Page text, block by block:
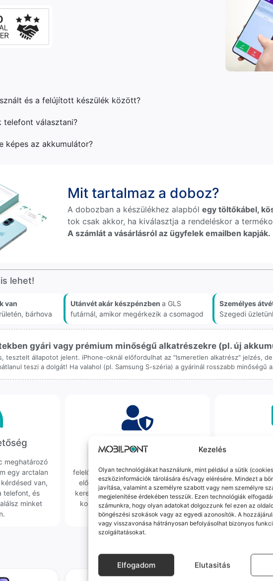
Kezelés
Olyan technológiákat használunk, mint például a sütik
eszközinformációk tárolására és/vagy elérésére. Mindezt a
javítása, valamint a személyre szabott vagy nem személyre
megjelenítése érdekében tesszük. Ezen technológiák
számunkra, hogy olyan adatokat dolgozzunk fel ezen az
böngészési szokások vagy az egyedi azonosítók. A
vagy visszavonása hátrányosan befolyásolhat bizonyos
szolgáltatásokat.
Elfogadom Elutasitás
és a felújított készülék között?
telefont választani?
képes az akkumulátor?
Mit tartalmaz a doboz?
A dobozban a készülékhez alapbólegy töltőkábel,
tok csak akkor, ha kiválasztja a rendeléskor a
A számlát a vásárlásról az ügyfelek emailben kapják.
lehet!
van
bárhova
Utánvét akár készpénzben a GLS
futárnál, amikor megérkezik a csomagod
Személyes
Szegedi
gyári vagy prémium minőségű alkatrészekre (pl. új
tesztelt állapotot jelent. iPhone-oknál előfordulhat az "Ismeretlen alkatrész" jelzés,
teszi a dolgát! Ha valahol (pl. Samsung S-széria) a gyárinál rosszabb minőségű
meghatározó
egy arctalan
van,
telefont, és
minket
Korrekt Ügyintézés
felelősségvállalás nálunk alap. Ha ritkán
előfordul egy hiba, nem kifogásokat
keresünk, hanem megoldást. Szakértő
kollégáink azonnal kézbe veszik az
ügyedet.
Ha
esetén
telefont,
küldjük
Mások ezeket is